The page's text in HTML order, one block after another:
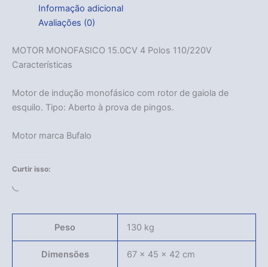
Informação adicional
Avaliações (0)
MOTOR MONOFASICO 15.0CV 4 Polos 110/220V
Características
Motor de indução monofásico com rotor de gaiola de
esquilo. Tipo: Aberto à prova de pingos.
Motor marca Bufalo
Curtir isso:
Peso 130 kg
Dimensões
67 × 45 × 42 cm